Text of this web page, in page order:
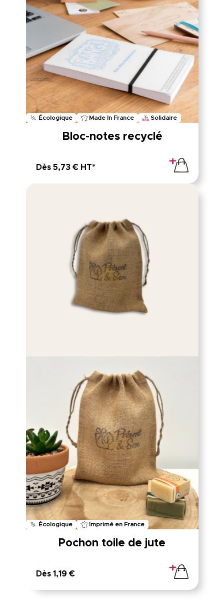
Écologique Made In France Solidaire
Bloc-notes recyclé
Dès 5,73 € HT*
Écologique Imprimé en France
Pochon toile de jute
Dès 1,19 €